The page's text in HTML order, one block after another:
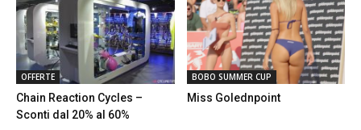
OFFERTE
Chain Reaction Cycles –
Sconti dal 20% al 60%
BOBO SUMMER CUP
Miss Golednpoint